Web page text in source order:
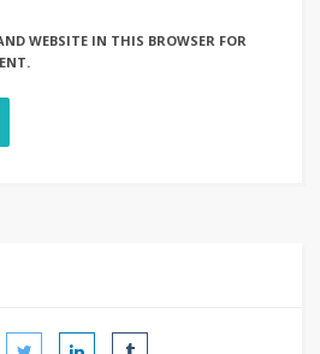
WEBSITE IN THIS BROWSER FOR